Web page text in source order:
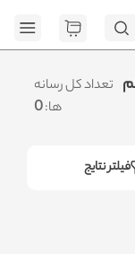
تعداد کل رسانه
ها:0
فیلتر نتایج